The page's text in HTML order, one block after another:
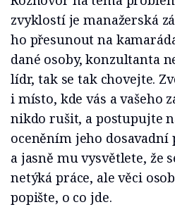
zvyklostí je manažerská
ho přesunout na
dané osoby, konzultanta
lídr, tak se tak chovejte.
i místo, kde vás a vašeho
nikdo rušit, a postupujte
oceněním jeho dosavadní
a jasně mu vysvětlete, že
netýká práce, ale věci
popište, o co jde.